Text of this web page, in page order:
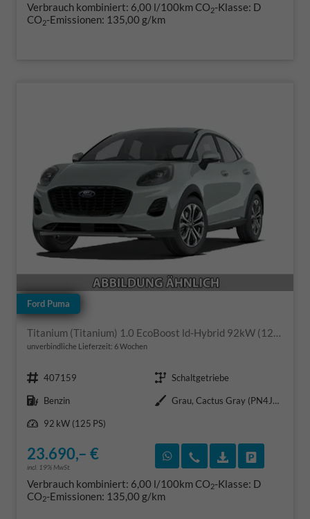
Verbrauch kombiniert: 6,00 l/100kmCO2-Klasse: D
CO2-Emissionen: 135,00 g/km
Ford Puma
Titanium (Titanium) 1.0 EcoBoost ld-Hybrid 92kW (125 PS) 7-Gang-DSG
unverbindliche Lieferzeit: 6 Wochen
Fahrzeugnr. 407159 Getriebe Schaltgetriebe
Kraftstoff Benzin Außenfarbe
Grau, Cactus Gray (PN4JC0)
Leistung
92 kW (125 PS)
23.690,– €
incl. 19% MwSt.
Rückruf vereinbaren
Wir rufen Sie an
Verbrauch kombiniert: 6,00 l/100kmCO2-Klasse: D
CO2-Emissionen: 135,00 g/km